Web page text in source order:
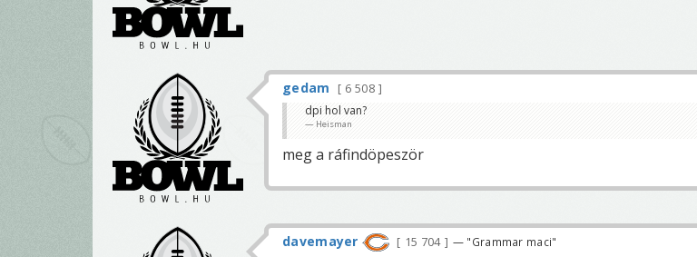
gedam
6 508
dpi hol van?
Heisman
meg a ráfindöpeször
davemayer 15 704 — "Grammar maci"